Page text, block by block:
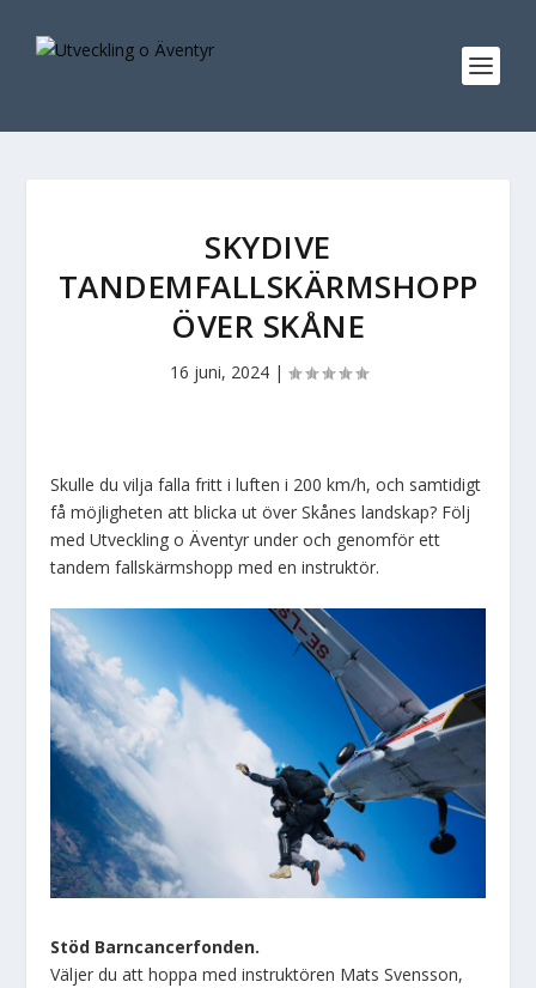
SKYDIVE
TANDEMFALLSKÄRMSHOPP
ÖVER SKÅNE
16 juni, 2024|
Skulle du vilja falla fritt i luften i 200 km/h, och samtidigt
få möjligheten att blicka ut över Skånes landskap? Följ
med Utveckling o Äventyr under och genomför ett
tandem fallskärmshopp med en instruktör.
Stöd Barncancerfonden.
Väljer du att hoppa med instruktören Mats Svensson,